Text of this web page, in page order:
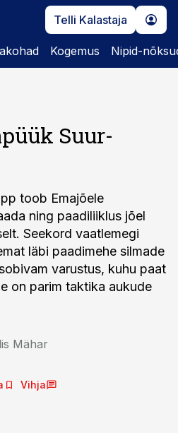
Telli Kalastaja
Kogemus Nipid-
Suur-
toob Emajõele
ning paadiliiklus jõel
Seekord vaatlemegi
läbi paadimehe silmade
varustus, kuhu paat
on parim taktika aukude
Mähar
Vihja